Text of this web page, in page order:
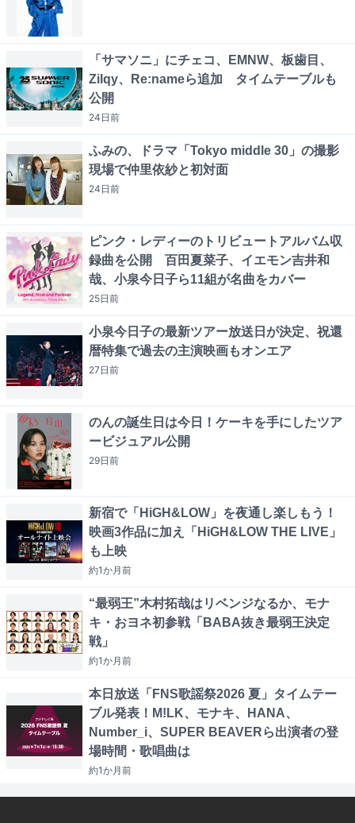
「サマソニ」にチェコ、EMNW、板歯目、
Zilqy、Re:nameら追加 タイムテーブルも
公開
24日前
ふみの、ドラマ「Tokyo middle 30」の撮影
現場で仲里依紗と初対面
24日前
ピンク・レディーのトリビュートアルバム収
録曲を公開 百田夏菜子、イエモン吉井和
哉、小泉今日子ら11組が名曲をカバー
25日前
小泉今日子の最新ツアー放送日が決定、祝還
暦特集で過去の主演映画もオンエア
27日前
のんの誕生日は今日！ケーキを手にしたツア
ービジュアル公開
29日前
新宿で「HiGH&LOW」を夜通し楽しもう！
映画3作品に加え「HiGH&LOW THE LIVE」
も上映
約1か月前
“最弱王”木村拓哉はリベンジなるか、モナ
キ・おヨネ初参戦「BABA抜き最弱王決定
戦」
約1か月前
本日放送「FNS歌謡祭2026 夏」タイムテー
ブル発表！M!LK、モナキ、HANA、
Number_i、SUPER BEAVERら出演者の登
場時間・歌唱曲は
約1か月前